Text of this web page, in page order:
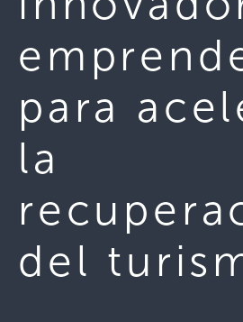
para
la
del